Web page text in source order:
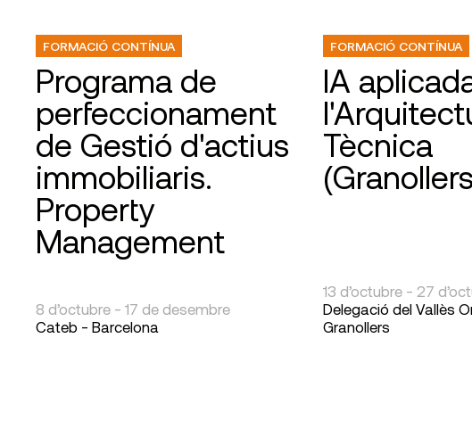
FORMACIÓ CONTÍNUA
Programa de
perfeccionament
de Gestió d'actius
immobiliaris.
Property
Management
8 d’octubre - 17 de desembre
Cateb - Barcelona
FORMACIÓ CONTÍNUA
IA
Tècnica
13 d’octubre - 27
Delegació del Vallès
Granollers